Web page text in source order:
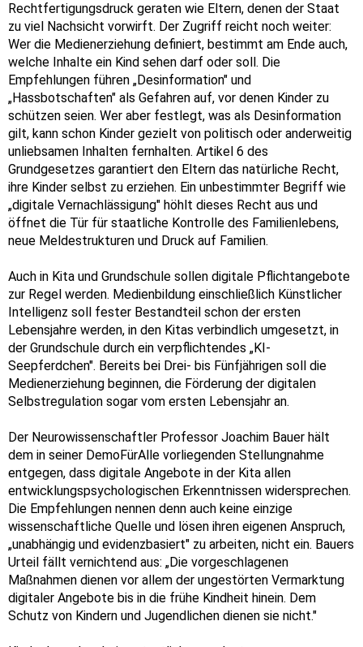
Rechtfertigungsdruck geraten wie Eltern, denen der Staat
zu viel Nachsicht vorwirft. Der Zugriff reicht noch weiter:
Wer die Medienerziehung definiert, bestimmt am Ende auch,
welche Inhalte ein Kind sehen darf oder soll. Die
Empfehlungen führen „Desinformation" und
„Hassbotschaften" als Gefahren auf, vor denen Kinder zu
schützen seien. Wer aber festlegt, was als Desinformation
gilt, kann schon Kinder gezielt von politisch oder anderweitig
unliebsamen Inhalten fernhalten. Artikel 6 des
Grundgesetzes garantiert den Eltern das natürliche Recht,
ihre Kinder selbst zu erziehen. Ein unbestimmter Begriff wie
„digitale Vernachlässigung" höhlt dieses Recht aus und
öffnet die Tür für staatliche Kontrolle des Familienlebens,
neue Meldestrukturen und Druck auf Familien.
Auch in Kita und Grundschule sollen digitale Pflichtangebote
zur Regel werden. Medienbildung einschließlich Künstlicher
Intelligenz soll fester Bestandteil schon der ersten
Lebensjahre werden, in den Kitas verbindlich umgesetzt, in
der Grundschule durch ein verpflichtendes „KI-
Seepferdchen". Bereits bei Drei- bis Fünfjährigen soll die
Medienerziehung beginnen, die Förderung der digitalen
Selbstregulation sogar vom ersten Lebensjahr an.
Der Neurowissenschaftler Professor Joachim Bauer hält
dem in seiner DemoFürAlle vorliegenden Stellungnahme
entgegen, dass digitale Angebote in der Kita allen
entwicklungspsychologischen Erkenntnissen widersprechen.
Die Empfehlungen nennen denn auch keine einzige
wissenschaftliche Quelle und lösen ihren eigenen Anspruch,
„unabhängig und evidenzbasiert" zu arbeiten, nicht ein. Bauers
Urteil fällt vernichtend aus: „Die vorgeschlagenen
Maßnahmen dienen vor allem der ungestörten Vermarktung
digitaler Angebote bis in die frühe Kindheit hinein. Dem
Schutz von Kindern und Jugendlichen dienen sie nicht."